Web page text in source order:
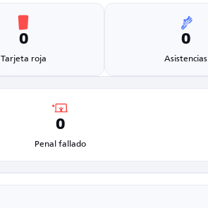
0
Tarjeta roja
0
Asistencias
0
Penal fallado